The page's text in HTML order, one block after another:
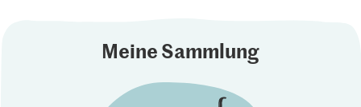
Meine Sammlung